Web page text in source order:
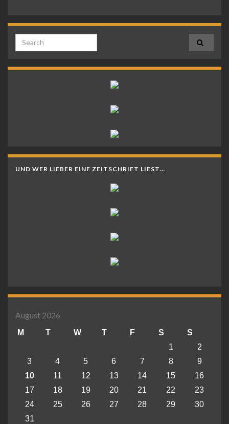
Search for:
UND WER LIEBER EINE ZEITSCHRIFT LIEST…
August 2026
M T W T F S
S
1
2
3
4 5 6 7 8
9
10
11 12 13 14 15
16
17
18 19 20 21 22
23
24
25 26 27 28 29
30
31